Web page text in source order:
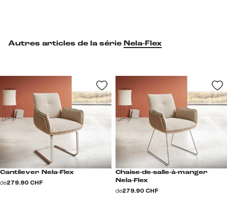
Autres articles de la série Nela-Flex
Cantilever Nela-Flex
de279.90 CHF
Chaise-de-salle-à-manger
Nela-Flex
de279.90 CHF